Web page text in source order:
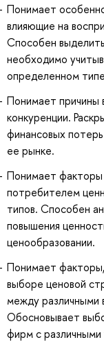
Понимает
влияющие на
Способен
необходимо
определенном
Понимает причины
конкуренции.
финансовых
ее рынке.
Понимает факторы
потребителем
типов. Способен
повышения
ценообразовании.
Понимает
выборе ценовой
между различными
Обосновывает
фирм с различными